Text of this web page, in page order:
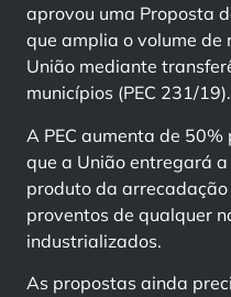
aprovou uma Proposta
que amplia o volume de
União mediante
municípios (PEC 231/19).
A PEC aumenta de
que a União entregará
produto da
proventos de qualquer
industrializados.
As propostas ainda